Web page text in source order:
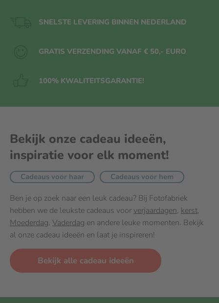
SNELSTE LEVERING BINNEN NEDERLAND
GRATIS VERZENDING VANAF € 50,- EURO
100% KWALITEITSGARANTIE!
Bekijk onze cadeau ideeën,
inspiratie voor elk moment!
Cadeaus voor haar Cadeaus voor hem
Ben je op zoek naar een leuk cadeau? Bij Fotofabriek
hebben we de leukste cadeaus voor verjaardagen, kerst,
Moederdag, Vaderdag en andere leuke momenten. Bekijk
al onze cadeau ideeën en laat je inspireren!
Bekijk alle cadeau ideeën